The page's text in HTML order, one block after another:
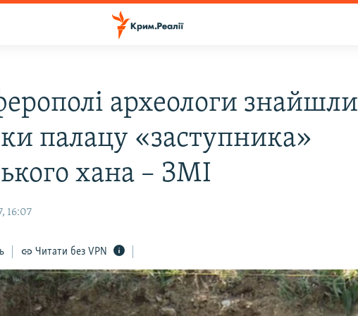
археологи знайшли
палацу «заступника»
хана – ЗМІ
16:07
Читати без VPN